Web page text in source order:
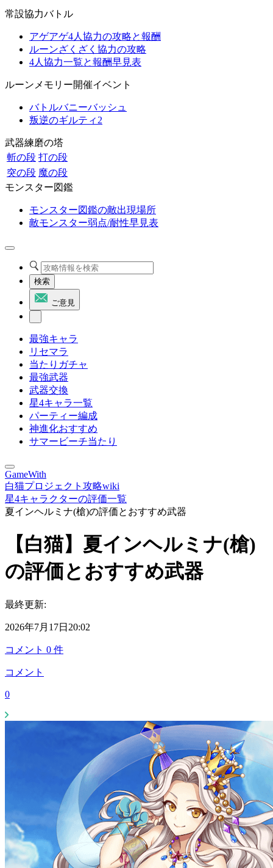
常設協力バトル
アゲアゲ4人協力の攻略と報酬
ルーンざくざく協力の攻略
4人協力一覧と報酬早見表
ルーンメモリー開催イベント
バトルバニーバッシュ
叛逆のギルティ2
武器練磨の塔
斬の段 打の段
突の段 魔の段
モンスター図鑑
モンスター図鑑の敵出現場所
敵モンスター弱点/耐性早見表
検索
ご意見
最強キャラ
リセマラ
当たりガチャ
最強武器
武器交換
星4キャラ一覧
パーティー編成
神進化おすすめ
サマービーチ当たり
GameWith
白猫プロジェクト攻略wiki
星4キャラクターの評価一覧
夏インヘルミナ(槍)の評価とおすすめ武器
【白猫】夏インヘルミナ(槍)
の評価とおすすめ武器
最終更新:
2026年7月17日20:02
コメント 0 件
コメント
0